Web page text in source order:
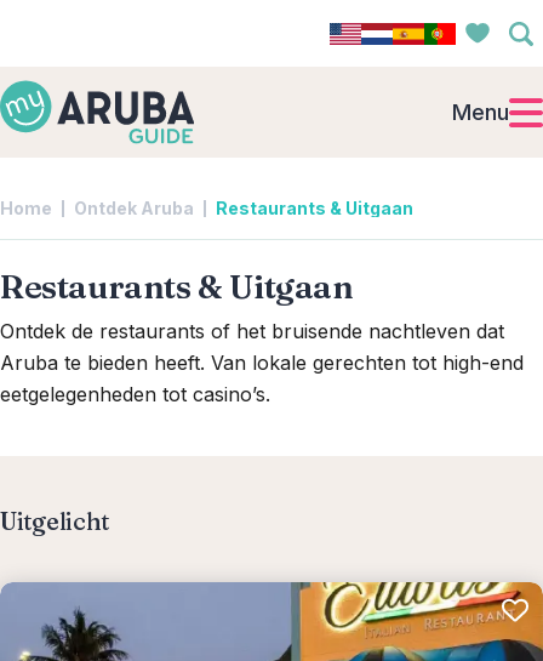
Menu
Home Ontdek Aruba Restaurants & Uitgaan
Restaurants & Uitgaan
Ontdek de restaurants of het bruisende nachtleven dat
Aruba te bieden heeft. Van lokale gerechten tot high-end
eetgelegenheden tot casino’s.
Uitgelicht